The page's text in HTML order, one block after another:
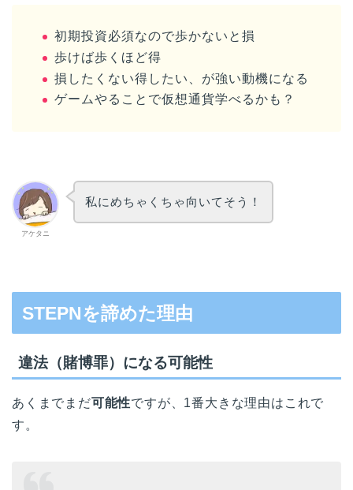
初期投資必須なので歩かないと損
歩けば歩くほど得
損したくない得したい、が強い動機になる
ゲームやることで仮想通貨学べるかも？
アケタニ
私にめちゃくちゃ向いてそう！
STEPNを諦めた理由
違法（賭博罪）になる可能性
あくまでまだ可能性ですが、1番大きな理由はこれで
す。